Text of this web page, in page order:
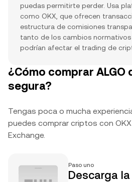
puedas permitirte perder. Usa
como OKX, que ofrecen
estructura de comisiones
tanto de los cambios
podrían afectar el trading de
¿Cómo comprar ALGO
segura?
Tengas poca o mucha
puedes comprar criptos con OKX
Exchange.
Paso uno
Descarga